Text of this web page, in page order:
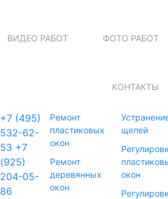
ВИДЕО РАБОТ ФОТО РАБОТ
КОНТАКТЫ
+7 (495)
532-62-
53 +7
(925)
204-05-
86
Ремонт
пластиковых
окон
Ремонт
деревянных
окон
щелей
окон